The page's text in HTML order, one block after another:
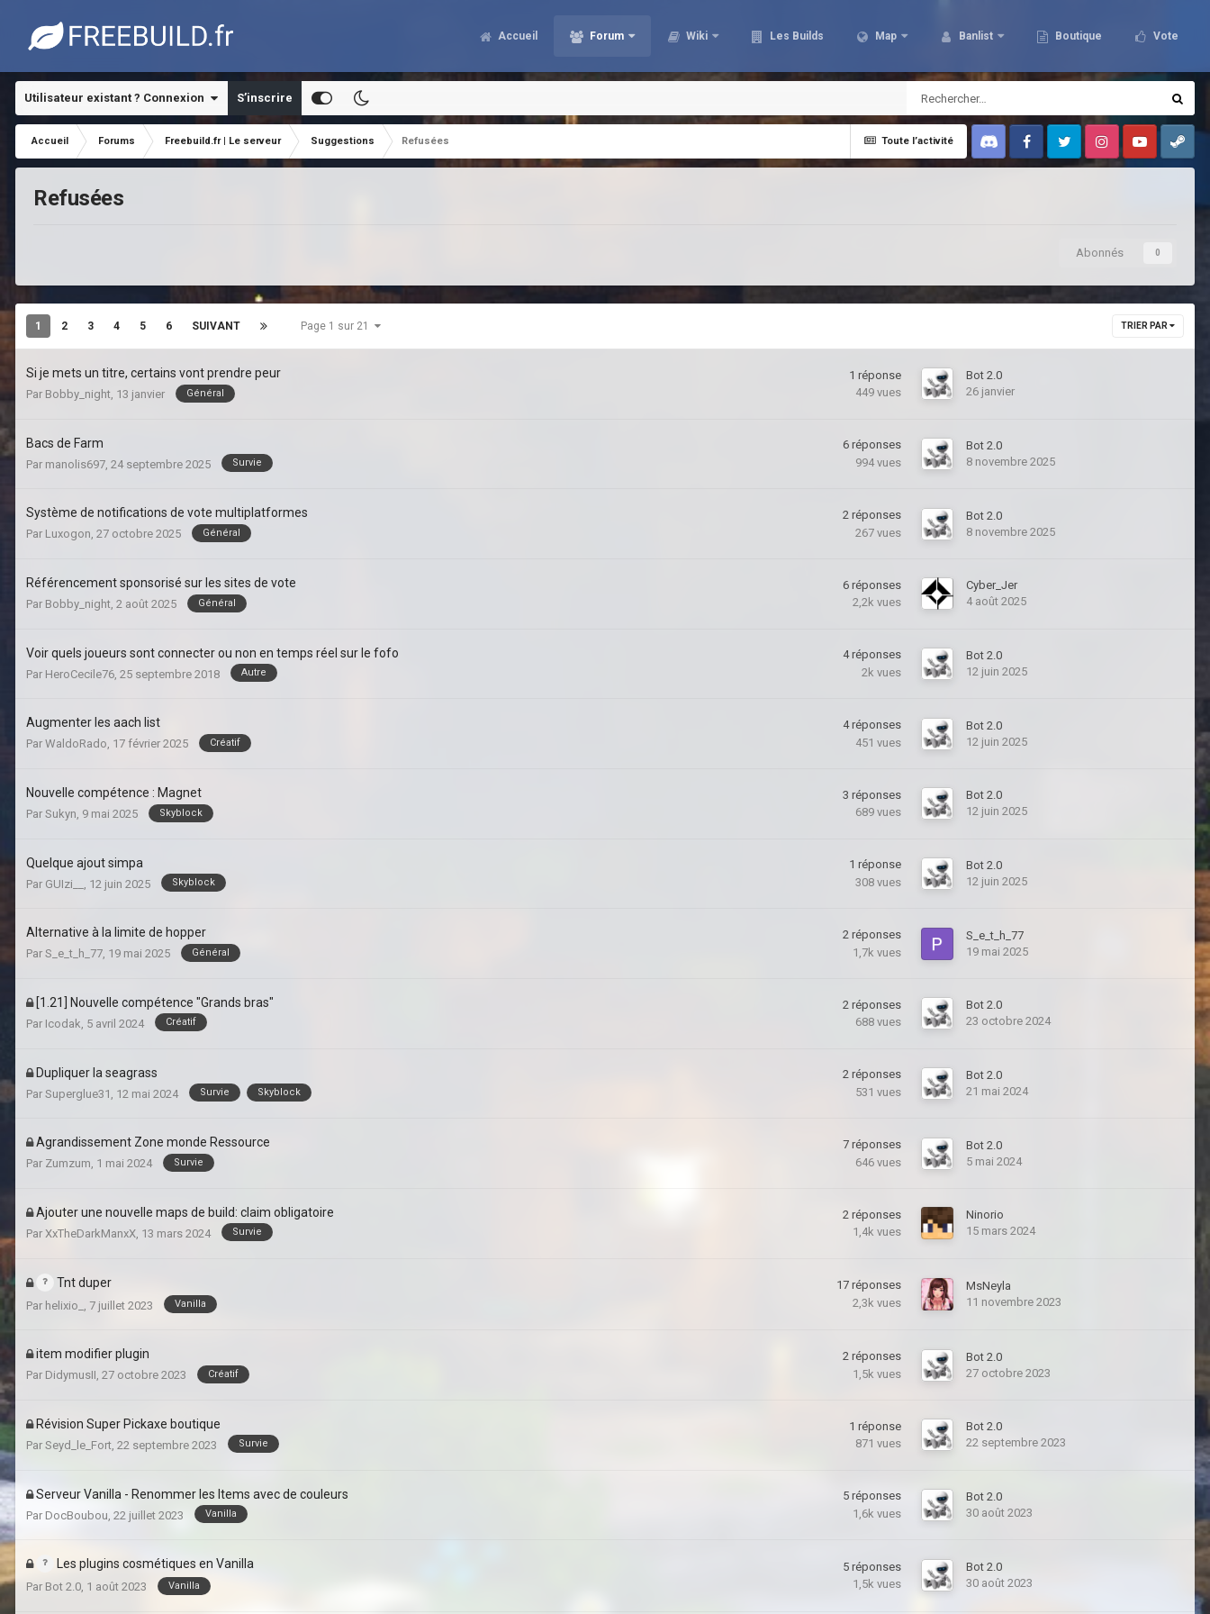
Accueil Forum Wiki Les Builds Map Banlist Boutique Vote
Utilisateur existant ? Connexion S’inscrire
Toute l’activité
Accueil Forums Freebuild.fr | Le serveur Suggestions
Refusées
Discord FacebookTwitter InstagramYoutubeSteam
Refusées
Abonnés 0
TRIER PAR
1 2 3 4 5 6 SUIVANT Page 1 sur 21
Si je mets un titre, certains vont prendre peur
Par Bobby_night, 13 janvier Général
1 réponse
449 vues
Bot 2.0
26 janvier
Bacs de Farm
Par manolis697 24 septembre 2025 Survie
6 réponses
994 vues
Bot 2.0
8 novembre 2025
Système de notifications de vote multiplatformes
Par Luxogon, 27 octobre 2025 Général
2 réponses
267 vues
Bot 2.0
8 novembre 2025
Référencement sponsorisé sur les sites de vote
Par Bobby_night 2 août 2025 Général
6 réponses
2,2k vues
Cyber_Jer
4 août 2025
Voir quels joueurs sont connecter ou non en temps réel sur le fofo
Par HeroCecile76 25 septembre 2018 Autre
4 réponses
2k vues
Bot 2.0
12 juin 2025
Augmenter les aach list
Par WaldoRado, 17 février 2025 Créatif
4 réponses
451 vues
Bot 2.0
12 juin 2025
Nouvelle compétence : Magnet
Par Sukyn 9 mai 2025 Skyblock
3 réponses
689 vues
Bot 2.0
12 juin 2025
Quelque ajout simpa
Par GUIzi__ 12 juin 2025 Skyblock
1 réponse
308 vues
Bot 2.0
12 juin 2025
Alternative à la limite de hopper
Par S_e_t_h_77, 19 mai 2025 Général
2 réponses
1,7k vues
S_e_t_h_77
19 mai 2025
[1.21] Nouvelle compétence "Grands bras"
Par Icodak 5 avril 2024 Créatif
2 réponses
688 vues
Bot 2.0
23 octobre 2024
Dupliquer la seagrass
Par Superglue31 12 mai 2024 Survie Skyblock
2 réponses
531 vues
Bot 2.0
21 mai 2024
Agrandissement Zone monde Ressource
Par Zumzum, 1 mai 2024 Survie
7 réponses
646 vues
Bot 2.0
5 mai 2024
Ajouter une nouvelle maps de build: claim obligatoire
Par XxTheDarkManxX 13 mars 2024 Survie
2 réponses
1,4k vues
Ninorio
15 mars 2024
Tnt duper
Par helixio_ 7 juillet 2023 Vanilla
17 réponses
2,3k vues
MsNeyla
11 novembre 2023
item modifier plugin
Par DidymusII, 27 octobre 2023 Créatif
2 réponses
1,5k vues
Bot 2.0
27 octobre 2023
Révision Super Pickaxe boutique
Par Seyd_le_Fort 22 septembre 2023 Survie
1 réponse
871 vues
Bot 2.0
22 septembre 2023
Serveur Vanilla - Renommer les Items avec de couleurs
Par DocBoubou 22 juillet 2023 Vanilla
5 réponses
1,6k vues
Bot 2.0
30 août 2023
Les plugins cosmétiques en Vanilla
Par Bot 2.0, 1 août 2023 Vanilla
5 réponses
1,5k vues
Bot 2.0
30 août 2023